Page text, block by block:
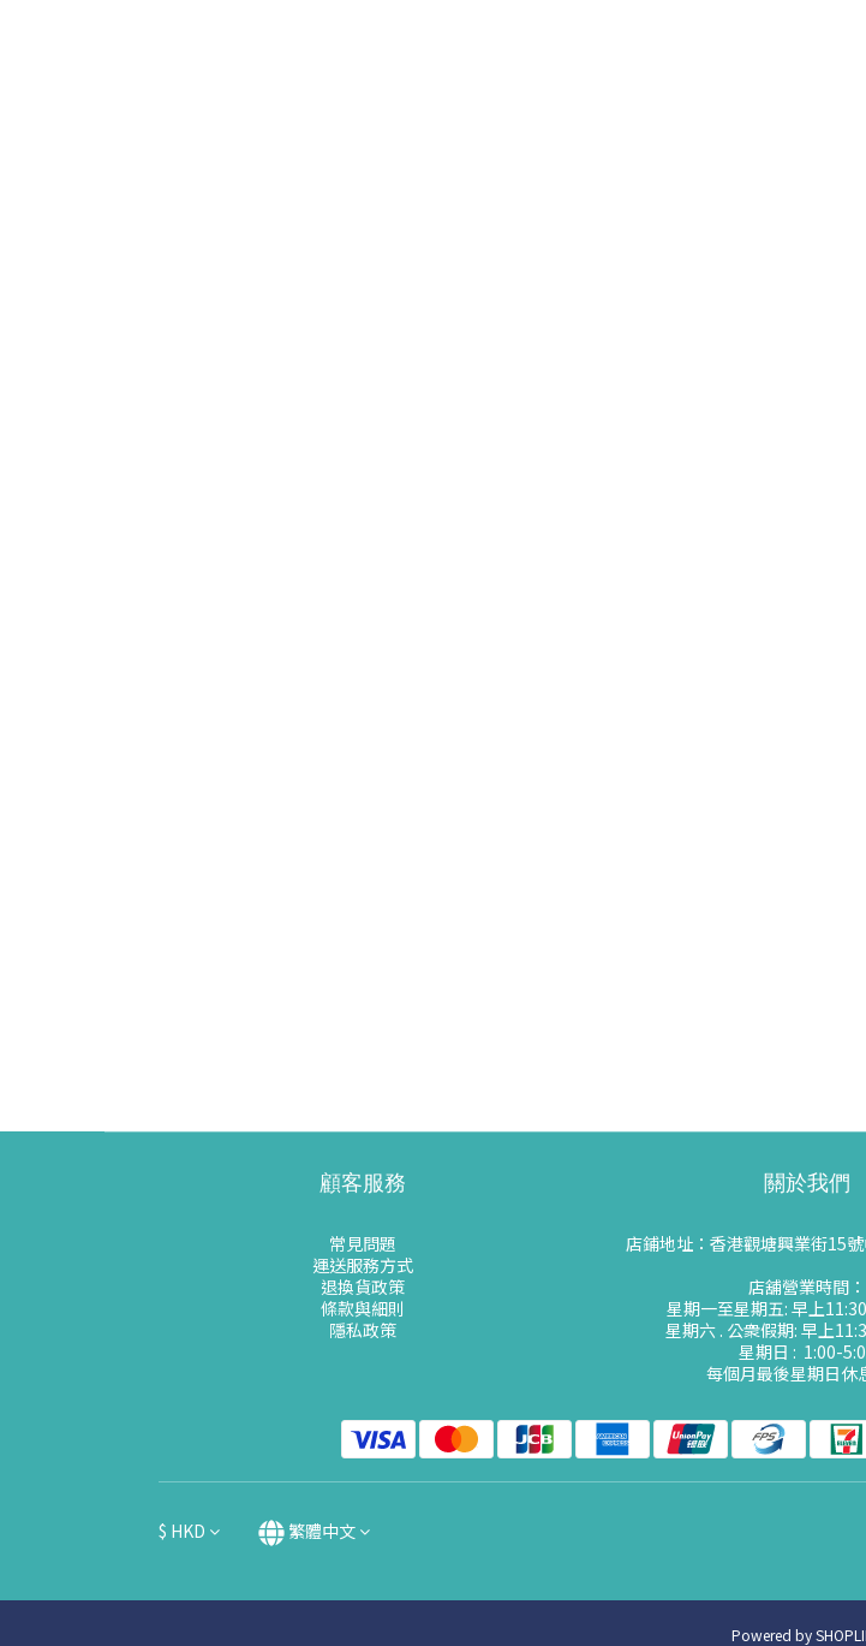
顧客服務
常見問題
運送服務方式
退換貨政策
條款與細則
隱私政策
關於我們
店鋪地址：香港觀塘興業街15
店舖營業時間：
星期一至星期五: 早上
星期六 . 公衆假期: 早上
星期日 : 1:00-
每個月最後星期日休
$ HKD 繁體中文
Powered by